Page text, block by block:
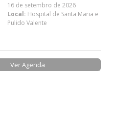
16 de setembro de 2026
Local: Hospital de Santa Maria e
Pulido Valente
Ver Agenda